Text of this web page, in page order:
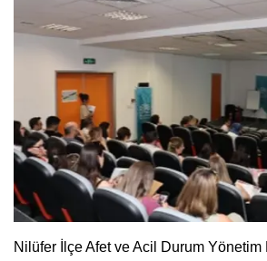
Nilüfer İlçe Afet ve Acil Durum Yönetim